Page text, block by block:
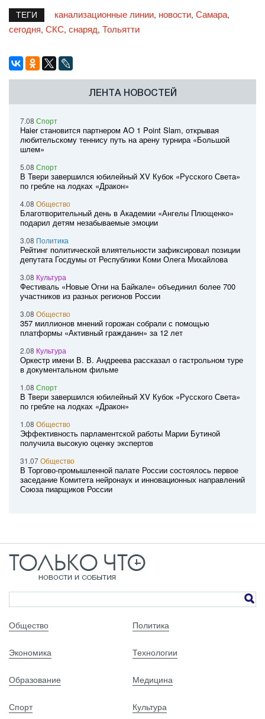
ТЕГИ канализационные линии, новости, Самара,
сегодня, СКС, снаряд, Тольятти
ЛЕНТА НОВОСТЕЙ
7.08 Спорт
Haier становится партнером AO 1 Point Slam, открывая
любительскому теннису путь на арену турнира «Большой
шлем»
5.08 Спорт
В Твери завершился юбилейный XV Кубок «Русского Света»
по гребле на лодках «Дракон»
4.08 Общество
Благотворительный день в Академии «Ангелы Плющенко»
подарил детям незабываемые эмоции
3.08 Политика
Рейтинг политической влиятельности зафиксировал позиции
депутата Госдумы от Республики Коми Олега Михайлова
3.08 Культура
Фестиваль «Новые Огни на Байкале» объединил более 700
участников из разных регионов России
3.08 Общество
357 миллионов мнений горожан собрали с помощью
платформы «Активный гражданин» за 12 лет
2.08 Культура
Оркестр имени В. В. Андреева рассказал о гастрольном туре
в документальном фильме
1.08 Спорт
В Твери завершился юбилейный XV Кубок «Русского Света»
по гребле на лодках «Дракон»
1.08 Общество
Эффективность парламентской работы Марии Бутиной
получила высокую оценку экспертов
31.07Общество
В Торгово-промышленной палате России состоялось первое
заседание Комитета нейронаук и инновационных направлений
Союза пиарщиков России
Общество Политика
Экономика Технологии
Образование Медицина
Спорт Культура